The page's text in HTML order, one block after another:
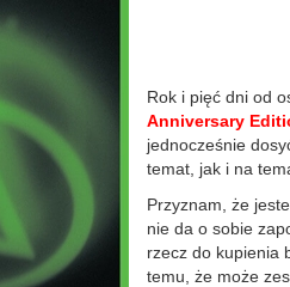
Rok i pięć dni od
Anniversary
jednocześnie
temat, jak i na
Przyznam, że
nie da o sobie
rzecz do kupienia
temu, że może